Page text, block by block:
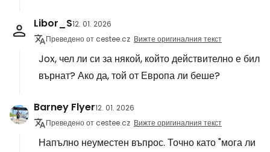
Libor_S12. 01. 2026
Преведено от cestee.cz Вижте оригиналния текст
Jox, чел ли си за някой, който действително е бил
върнат? Ако да, той от Европа ли беше?
Barney Flyer12. 01. 2026
Преведено от cestee.cz Вижте оригиналния текст
Напълно неуместен въпрос. Точно като "мога ли